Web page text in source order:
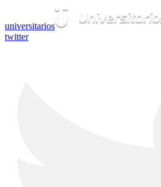
universitarios
twitter